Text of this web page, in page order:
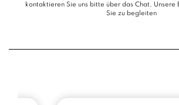
kontaktieren Sie uns bitte über das Chat, Unsere
Sie zu begleiten